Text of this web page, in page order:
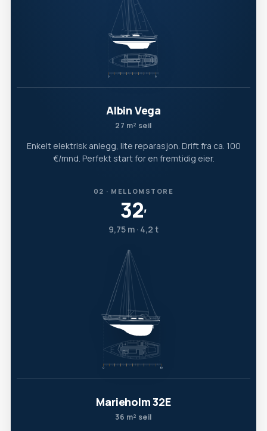
Albin Vega
27 m² seil
Enkelt elektrisk anlegg, lite reparasjon. Drift fra ca. 100
€/mnd. Perfekt start for en fremtidig eier.
02 · MELLOMSTORE
32′
9,75 m · 4,2 t
Marieholm 32E
36 m² seil